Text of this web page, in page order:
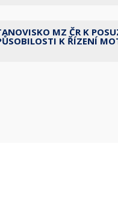
MZ ČR K
K ŘÍZENÍ